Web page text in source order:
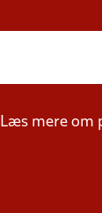
Læs mere om